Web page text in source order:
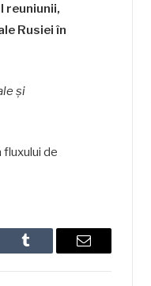
reuniunii,
Rusiei în
și
fluxului de
Tumblr Email